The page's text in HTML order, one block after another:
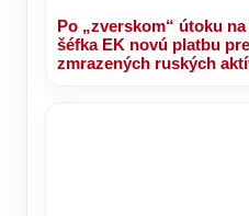
Po „zverskom“ útoku
šéfka EK novú platbu
zmrazených ruských